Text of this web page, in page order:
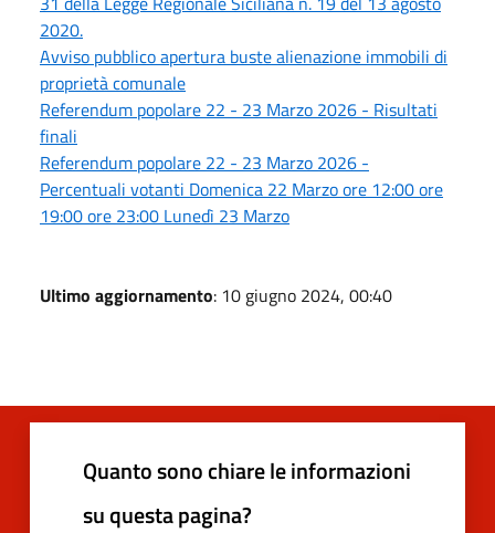
2020.
Avviso pubblico apertura buste alienazione immobili di
proprietà comunale
Referendum popolare 22 - 23 Marzo 2026 - Risultati
finali
Referendum popolare 22 - 23 Marzo 2026 -
Percentuali votanti Domenica 22 Marzo ore 12:00 ore
19:00 ore 23:00 Lunedì 23 Marzo
Ultimo aggiornamento: 10 giugno 2024, 00:40
Quanto sono chiare le informazioni
su questa pagina?